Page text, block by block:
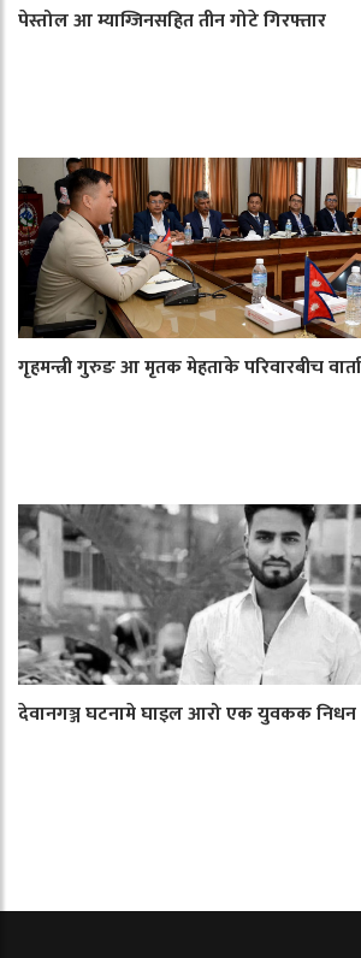
पेस्तोल आ म्याग्जिनसहित तीन गोटे गिरफ्तार
गृहमन्त्री गुरुङ आ मृतक मेहताके परिवारबीच
देवानगञ्ज घटनामे घाइल आरो एक युवकक निधन